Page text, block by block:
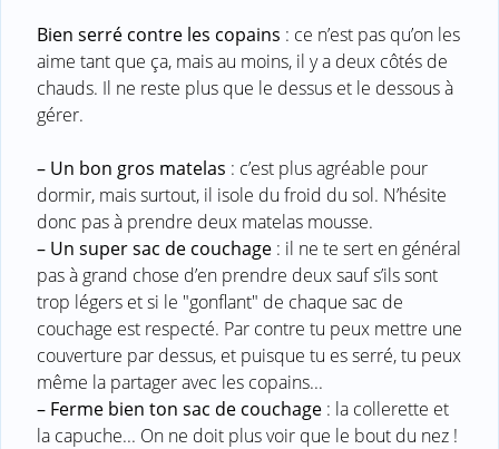
Bien serré contre les copains : ce n’est pas qu’on les
aime tant que ça, mais au moins, il y a deux côtés de
chauds. Il ne reste plus que le dessus et le dessous à
gérer.
– Un bon gros matelas : c’est plus agréable pour
dormir, mais surtout, il isole du froid du sol. N’hésite
donc pas à prendre deux matelas mousse.
– Un super sac de couchage : il ne te sert en général
pas à grand chose d’en prendre deux sauf s’ils sont
trop légers et si le "gonflant" de chaque sac de
couchage est respecté. Par contre tu peux mettre une
couverture par dessus, et puisque tu es serré, tu peux
même la partager avec les copains...
– Ferme bien ton sac de couchage : la collerette et
la capuche... On ne doit plus voir que le bout du nez !